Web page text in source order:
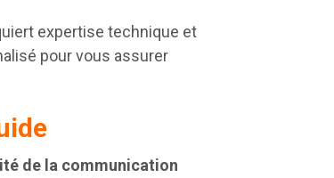
expertise technique et
pour vous assurer
de la communication